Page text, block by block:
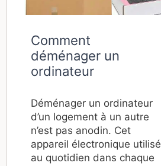
Comment
déménager un
ordinateur
Déménager un ordinateur
d’un logement à un autre
n’est pas anodin. Cet
appareil électronique utilisé
au quotidien dans chaque